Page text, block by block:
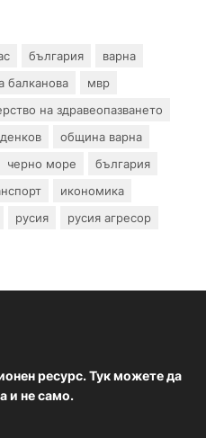
българия
варна
балканова
мвр
на здравеопазването
община варна
черно море
българия
икономика
русия
русия агресор
ресурс. Тук можете да
и не само.